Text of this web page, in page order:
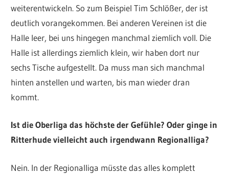
weiterentwickeln. So zum Beispiel Tim Schlößer, der ist
deutlich vorangekommen. Bei anderen Vereinen ist die
Halle leer, bei uns hingegen manchmal ziemlich voll. Die
Halle ist allerdings ziemlich klein, wir haben dort nur
sechs Tische aufgestellt. Da muss man sich manchmal
hinten anstellen und warten, bis man wieder dran
kommt.
Ist die Oberliga das höchste der Gefühle? Oder ginge in
Ritterhude vielleicht auch irgendwann Regionalliga?
Nein. In der Regionalliga müsste das alles komplett